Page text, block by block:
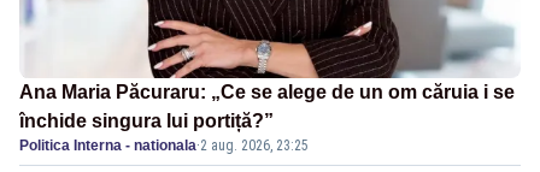
Ana Maria Păcuraru: „Ce se alege de un om căruia i se
închide singura lui portiță?”
Politica Interna - nationala·2 aug. 2026, 23:25